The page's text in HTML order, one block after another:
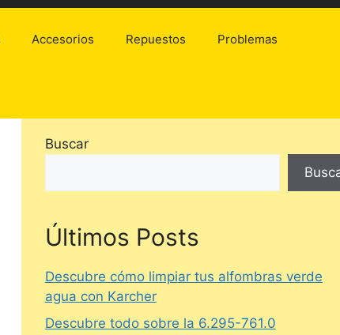
Accesorios Repuestos Problemas
Buscar
Últimos Posts
Descubre cómo limpiar tus alfombras verde
agua con Karcher
Descubre todo sobre la 6.295-761.0